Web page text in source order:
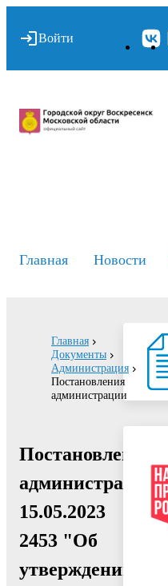
Войти
Главная Новости
Главная
Документы
Администрация
Постановления
администрации
Постановление
администрации
15.05.2023
2453 "Об
утверждении